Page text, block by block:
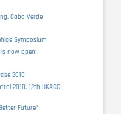
Cabo Verde
Symposium
now open!
2018
2018, 12th UKACC
Future"